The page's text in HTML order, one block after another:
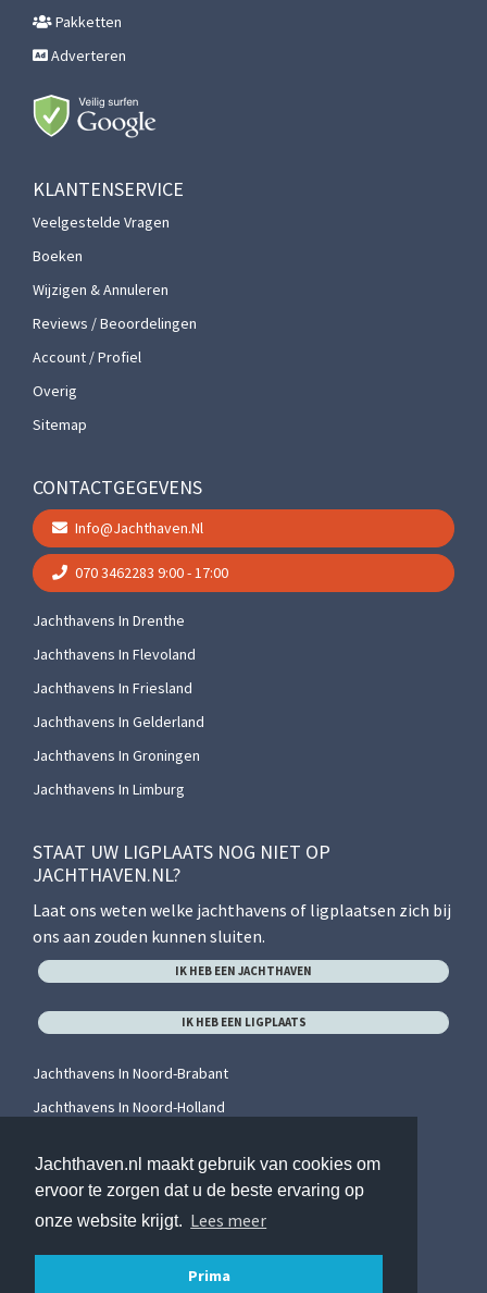
Jachthaven.nl maakt gebruik van cookies om
ervoor te zorgen dat u de beste ervaring op
onze website krijgt. Lees meer
Prima
Pakketten
Adverteren
KLANTENSERVICE
Veelgestelde Vragen
Boeken
Wijzigen & Annuleren
Reviews / Beoordelingen
Account / Profiel
Overig
Sitemap
CONTACTGEGEVENS
Info@jachthaven.nl
070 3462283 9:00 - 17:00
Jachthavens In Drenthe
Jachthavens In Flevoland
Jachthavens In Friesland
Jachthavens In Gelderland
Jachthavens In Groningen
Jachthavens In Limburg
STAAT UW LIGPLAATS NOG NIET OP
JACHTHAVEN.NL?
Laat ons weten welke jachthavens of ligplaatsen zich bij
ons aan zouden kunnen sluiten.
IK HEB EEN JACHTHAVEN
IK HEB EEN LIGPLAATS
Jachthavens In Noord-Brabant
Jachthavens In Noord-Holland
Jachthavens In Utrecht